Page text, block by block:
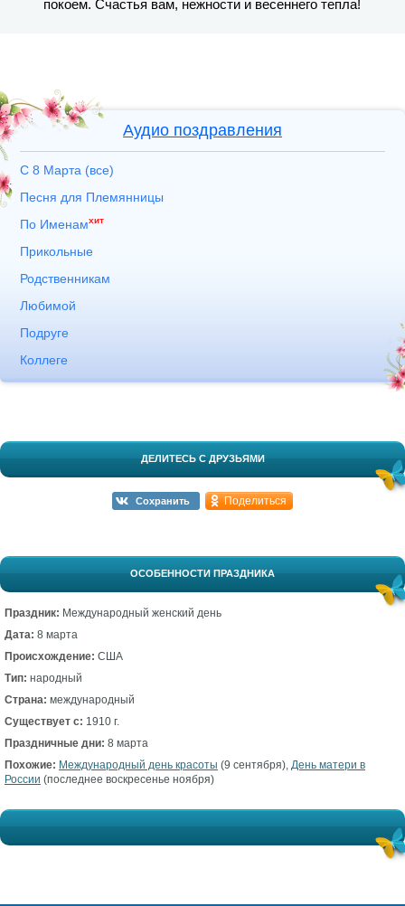
покоем. Счастья вам, нежности и весеннего тепла!
Аудио поздравления
С 8 Марта (все)
Песня для Племянницы
По Именамхит
Прикольные
Родственникам
Любимой
Подруге
Коллеге
ДЕЛИТЕСЬ С ДРУЗЬЯМИ
Сохранить Поделиться
ОСОБЕННОСТИ ПРАЗДНИКА
Праздник: Международный женский день
Дата: 8 марта
Происхождение: США
Тип: народный
Страна: международный
Существует с: 1910 г.
Праздничные дни: 8 марта
Похожие: Международный день красоты (9 сентября), День матери в
России (последнее воскресенье ноября)